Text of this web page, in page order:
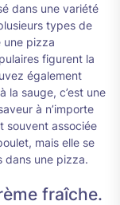
dans une variété
types de
une pizza
figurent la
également
la sauge, c’est une
à n’importe
souvent associée
mais elle se
dans une pizza.
fraîche.